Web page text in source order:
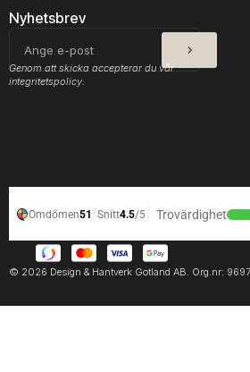
n
t
u
r
n
g
Nyhetsbrev
post
SKICKA
Genom att skicka accepterar du vår
integritetspolicy.
© 2026 Design & Hantverk Gotland AB. Org.nr: